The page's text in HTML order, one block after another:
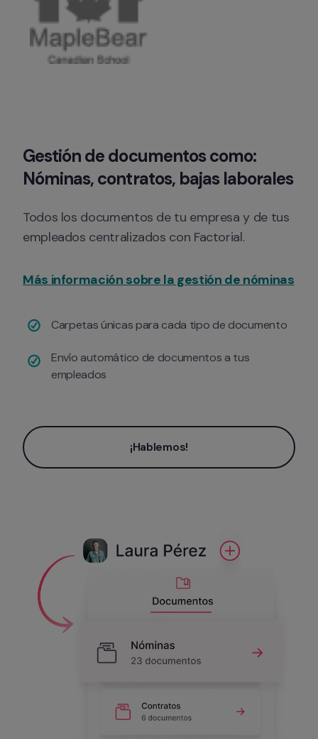
Gestión de documentos como:
Nóminas, contratos, bajas laborales
Todos los documentos de tu empresa y de tus
empleados centralizados con Factorial.
Más información sobre la gestión de nóminas
Carpetas únicas para cada tipo de documento
Envío automático de documentos a tus
empleados
¡Hablemos!